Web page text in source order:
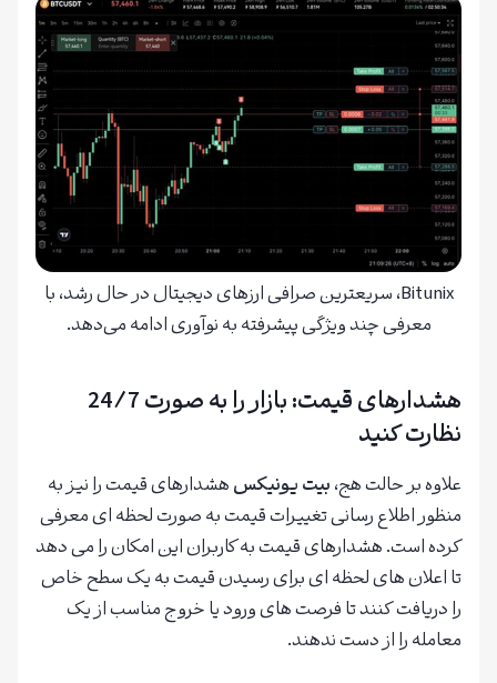
Bitunix، سریعترین صرافی ارزهای دیجیتال در حال رشد، با
معرفی چند ویژگی پیشرفته به نوآوری ادامه می‌دهد.
هشدارهای قیمت: بازار را به صورت 24/7
نظارت کنید
علاوه بر حالت هج،بیت یونیکسهشدارهای قیمت را نیز به
منظور اطلاع رسانی تغییرات قیمت به صورت لحظه ای معرفی
کرده است. هشدارهای قیمت به کاربران این امکان را می دهد
تا اعلان های لحظه ای برای رسیدن قیمت به یک سطح خاص
را دریافت کنند تا فرصت های ورود یا خروج مناسب از یک
معامله را از دست ندهند.